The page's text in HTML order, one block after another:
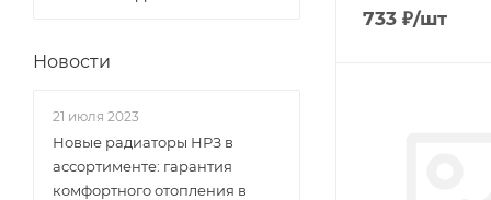
733 ₽/шт
Новости
21 июля 2023
Новые радиаторы НРЗ в
ассортименте: гарантия
комфортного отопления в